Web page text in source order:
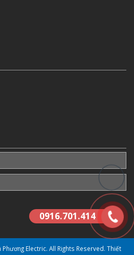
Electric. All Rights Reserved. Thiết
0916.701.414